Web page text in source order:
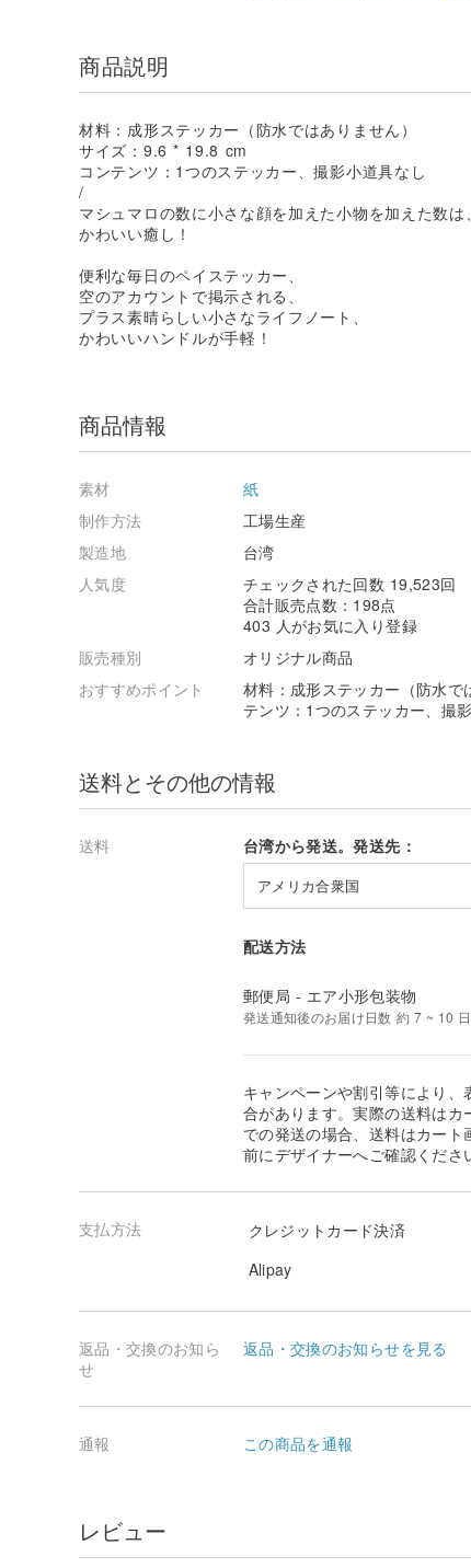
商品説明
材料：成形ステッカー（防水ではありません）
サイズ：9.6 * 19.8 cm
コンテンツ：1つのステッカー、撮影小道具なし
/
マシュマロの数に小さな顔を加えた小物を加えた数は、
かわいい癒し！
便利な毎日のペイステッカー、
空のアカウントで掲示される、
プラス素晴らしい小さなライフノート、
かわいいハンドルが手軽！
商品情報
素材
紙
制作方法
工場生産
製造地
台湾
人気度
チェックされた回数 19,523回
合計販売点数：198点
403 人がお気に入り登録
販売種別
オリジナル商品
おすすめポイント
材料：成形ステッカー（防水
テンツ：1つのステッカー、撮
送料とその他の情報
送料 台湾から発送。発送先：
アメリカ合衆国
配送方法
郵便局 - エア小形包装物
発送通知後のお届け日数 約 7 ~ 10
キャンペーンや割引等により
合があります。実際の送料は
での発送の場合、送料はカー
前にデザイナーへご確認くださ
支払方法
クレジットカード決済
Alipay
返品・交換のお知ら
せ
返品・交換のお知らせを見る
通報 この商品を通報
レビュー